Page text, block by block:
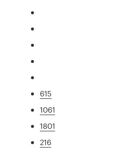
615
1061
1801
216